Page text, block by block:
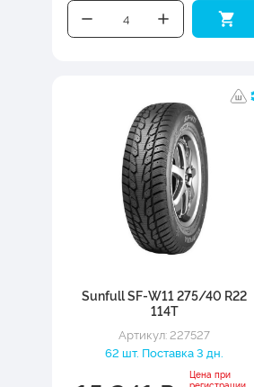
Sunfull SF-W11 275/40 R22
114T
Артикул: 227527
62 шт. Поставка 3 дн.
Цена при